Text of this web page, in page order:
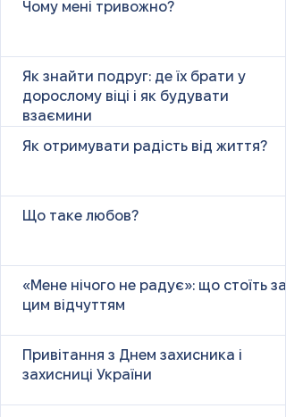
Чому мені тривожно?
Як знайти подруг: де їх брати у
дорослому віці і як будувати
взаємини
Як отримувати радість від життя?
Що таке любов?
«Мене нічого не радує»: що стоїть за
цим відчуттям
Привітання з Днем захисника і
захисниці України